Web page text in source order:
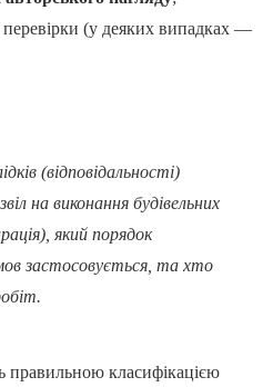
(у деяких випадках —
(відповідальності)
на виконання будівельних
який порядок
застосовується, та хто
правильною класифікацією